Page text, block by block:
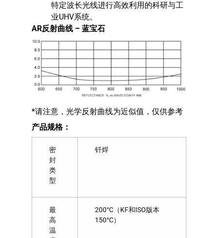
特定波长光线进行高效利用的科研与工
业UHV系统。
AR反射曲线 – 蓝宝石
*请注意，光学反射曲线为近似值，仅供参考
产品规格：
密
封
类
型
钎焊
最
高
温
200°C（KF和ISO版本
150°C）